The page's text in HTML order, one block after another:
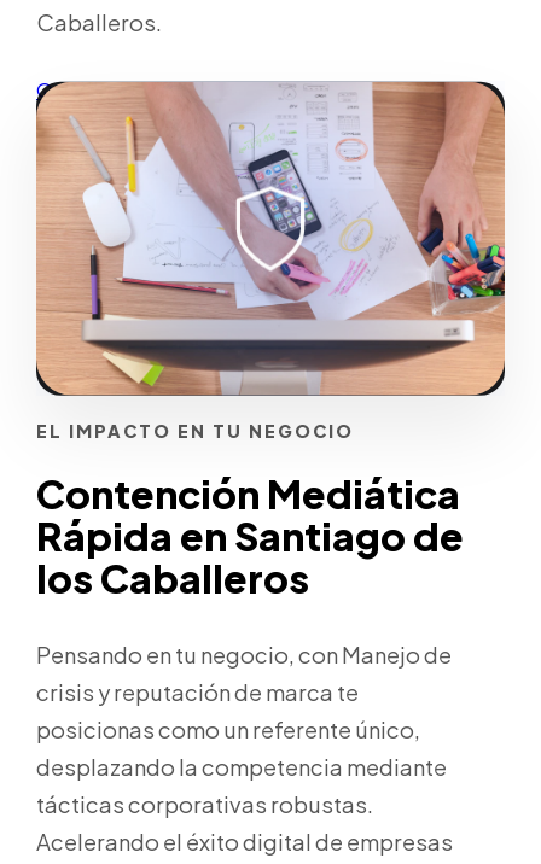
Caballeros.
Quiero este enfoque
EL IMPACTO EN TU NEGOCIO
Contención Mediática
Rápida en Santiago de
los Caballeros
Pensando en tu negocio, con Manejo de
crisis y reputación de marca te
posicionas como un referente único,
desplazando la competencia mediante
tácticas corporativas robustas.
Acelerando el éxito digital de empresas